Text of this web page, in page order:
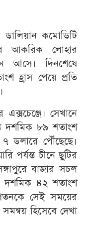
ডালিয়ান কমোডিটি
আকরিক লোহার
আসে। দিনশেষে
হ্রাস পেয়ে প্রতি
এক্সচেঞ্জে। সেখানে
দশমিক ৮৯ শতাংশ
ডলারে পৌঁছেছে।
পর্যন্ত চীনে ছুটির
বাজার সচল
দশমিক ৪২ শতাংশ
সেই সময়ের
হিসেবে দেখা